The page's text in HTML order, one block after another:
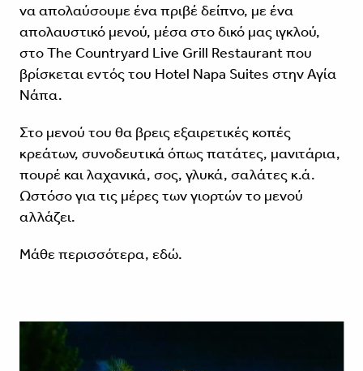
να απολαύσουμε ένα πριβέ δείπνο, με ένα
απολαυστικό μενού, μέσα στο δικό μας ιγκλού,
στο The Countryard Live Grill Restaurant που
βρίσκεται εντός του Hotel Napa Suites στην Αγία
Νάπα.
Στο μενού του θα βρεις εξαιρετικές κοπές
κρεάτων, συνοδευτικά όπως πατάτες, μανιτάρια,
πουρέ και λαχανικά, σος, γλυκά, σαλάτες κ.ά.
Ωστόσο για τις μέρες των γιορτών το μενού
αλλάζει.
Μάθε περισσότερα, εδώ.